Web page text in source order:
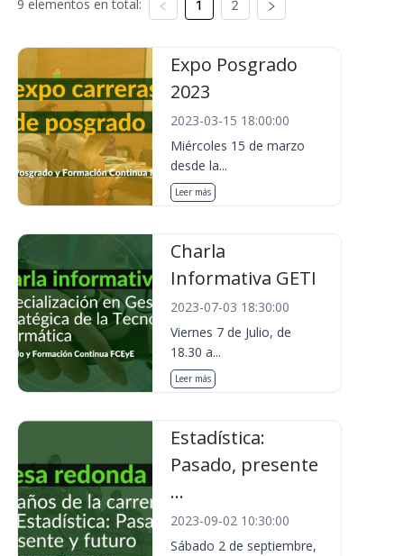
9 elementos en total: 1 2
Expo Posgrado
2023
2023-03-15 18:00:00
Miércoles 15 de marzo
desde la...
Leer más
Charla
Informativa GETI
2023-07-03 18:30:00
Viernes 7 de Julio, de
18.30 a...
Leer más
Estadística:
Pasado, presente
...
2023-09-02 10:30:00
Sábado 2 de septiembre,